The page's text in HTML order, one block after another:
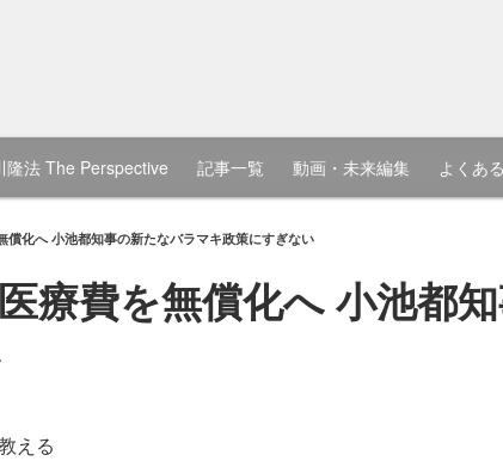
隆法 The Perspective 記事一覧 動画・未来編集 よくあ
償化へ 小池都知事の新たなバラマキ政策にすぎない
療費を無償化へ 小池都
える